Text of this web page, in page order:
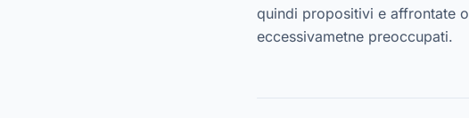
quindi propositivi e affrontate
eccessivametne preoccupati.